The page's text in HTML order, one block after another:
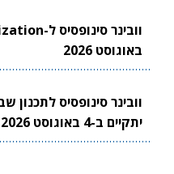
באוגוסט 2026
יתקיים ב-4 באוגוסט 2026